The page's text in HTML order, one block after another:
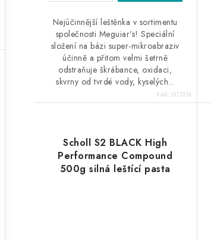
Nejúčinnější leštěnka v sortimentu
společnosti Meguiar's! Speciální
složení na bázi super-mikroabraziv
účinně a přitom velmi šetrně
odstraňuje škrábance, oxidaci,
skvrny od tvrdé vody, kyselých...
Kód: G17216
Scholl S2 BLACK High
Performance Compound
500g silná leštící pasta